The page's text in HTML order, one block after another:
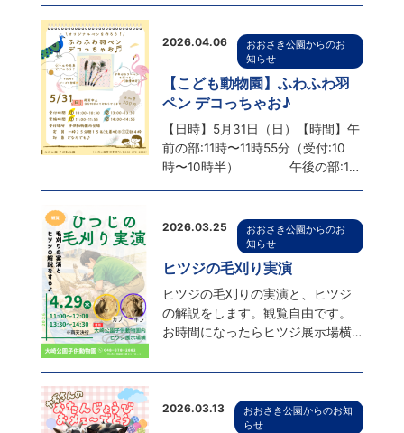
日(月) **営業時間** ...
2026.04.06
おおさき公園からのお
知らせ
【こども動物園】ふわふわ羽
ペン デコっちゃお♪
【日時】5月31日（日）【時間】午
前の部:11時〜11時55分（受付:10
時〜10時半） 午後の部:14
園内会場【参加費】300円 ※雨天
中止本物の鳥の羽を使ったオリジ
ナルペンを作ります。定員あり、
先着順にて受付です。受付時間...
2026.03.25
おおさき公園からのお
知らせ
ヒツジの毛刈り実演
ヒツジの毛刈りの実演と、ヒツジ
の解説をします。観覧自由です。
お時間になったらヒツジ展示場横
2026.03.13
おおさき公園からのお知
らせ